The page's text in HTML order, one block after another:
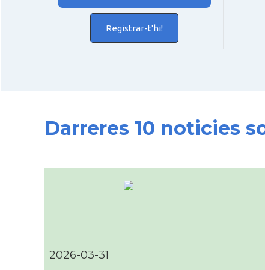
Registrar-t'hi!
Darreres 10 noticies
2026-03-31